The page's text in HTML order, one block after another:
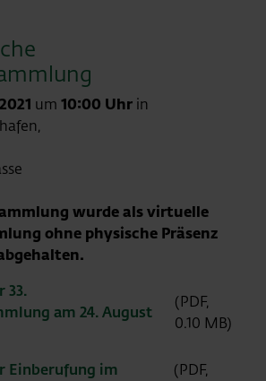
um 10:00 Uhr in
wurde als virtuelle
ohne physische Präsenz
33.
am 24. August
(PDF,
0.10 MB)
Einberufung im
(PDF,